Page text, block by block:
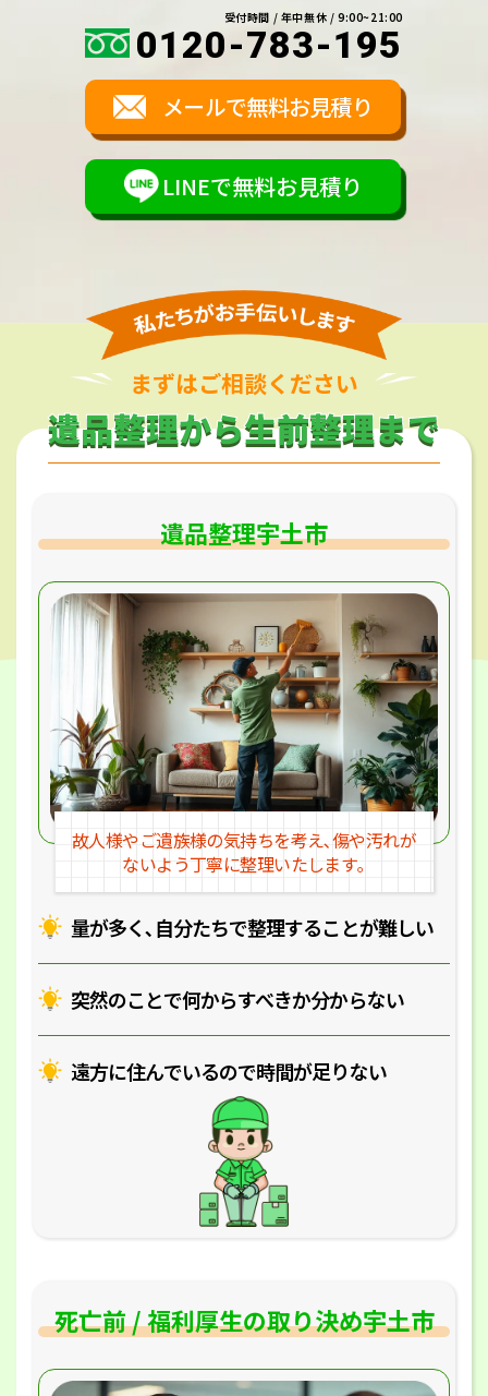
受付時間 / 年中無休 / 9:00~21:00
0120-783-195
メールで無料お見積り
LINEで無料お見積り
まずはご相談ください
遺品整理から生前整理まで
遺品整理から生前整理まで
遺品整理宇土市
量が多く､自分たちで整理することが難しい
突然のことで何からすべきか分からない
遠方に住んでいるので時間が足りない
故人様やご遺族様の気持ちを考え､傷や汚れが
ないよう丁寧に整理いたします｡
死亡前 / 福利厚生の取り決め宇土市